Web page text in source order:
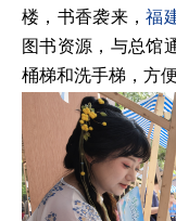
楼，书香袭来，福
图书资源，与总馆
桶梯和洗手梯，方